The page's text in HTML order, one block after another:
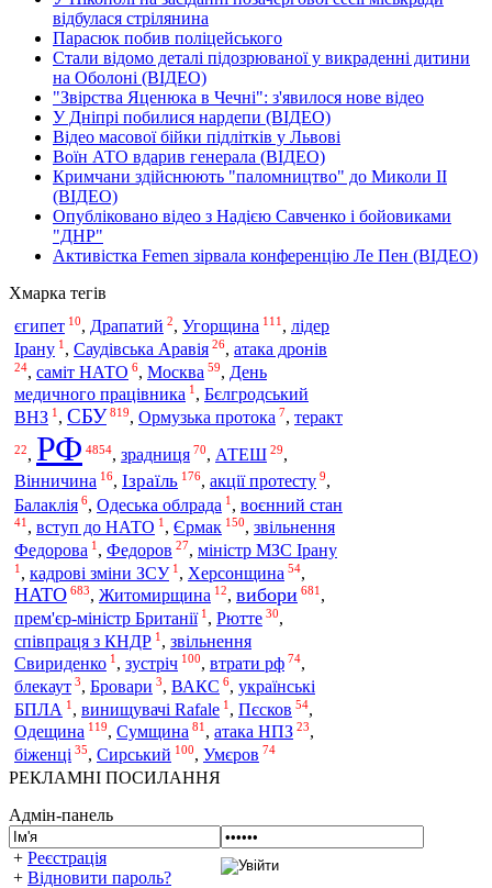
відбулася стрілянина
Парасюк побив поліцейського
Стали відомо деталі підозрюваної у викраденні дитини
на Оболоні (ВІДЕО)
"Звірства Яценюка в Чечні": з'явилося нове відео
У Дніпрі побилися нардепи (ВІДЕО)
Відео масової бійки підлітків у Львові
Воїн АТО вдарив генерала (ВІДЕО)
Кримчани здійснюють "паломництво" до Миколи ІІ
(ВІДЕО)
Опубліковано відео з Надією Савченко і бойовиками
"ДНР"
Активістка Femen зірвала конференцію Ле Пен (ВІДЕО)
Хмарка тегів
єгипет 10, Драпатий 2, Угорщина 111 , лідер
Ірану 1 , Саудівська Аравія 26, атака дронів
24, саміт НАТО 6, Москва 59, День
медичного працівника 1 , Бєлгродський
ВНЗ 1 , СБУ 819, Ормузька протока 7, теракт
22, РФ 4854, зрадниця 70, АТЕШ 29,
Вінничина 16, Ізраїль 176, акції протесту 9,
Балаклія 6, Одеська облрада 1 , воєнний стан
41 , вступ до НАТО 1 , Єрмак 150, звільнення
Федорова 1 , Федоров 27, міністр МЗС Ірану
1 , кадрові зміни ЗСУ 1 , Херсонщина 54,
НАТО 683, Житомирщина 12, вибори 681 ,
прем'єр-міністр Британії 1 , Рютте 30,
співпраця з КНДР 1 , звільнення
Свириденко 1 , зустріч 100, втрати рф 74,
блекаут 3, Бровари 3, ВАКС 6, українські
БПЛА 1 , винищувачі Rafale 1 , Пєсков 54,
Одещина 119, Сумщина 81 , атака НПЗ 23,
біженці 35, Сирський 100, Умєров 74
РЕКЛАМНІ ПОСИЛАННЯ
Адмін-панель
+ Реєстрація
+ Відновити пароль?